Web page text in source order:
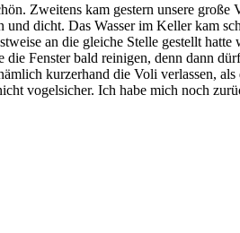
Zweitens kam gestern unsere
dicht. Das Wasser im Keller kam
an die gleiche Stelle gestellt
Fenster bald reinigen, denn dann
kurzerhand die Voli verlassen,
vogelsicher. Ich habe mich noch